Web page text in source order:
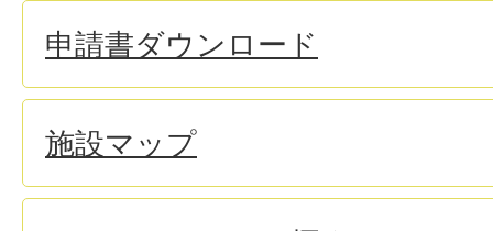
申請書ダウンロード
施設マップ